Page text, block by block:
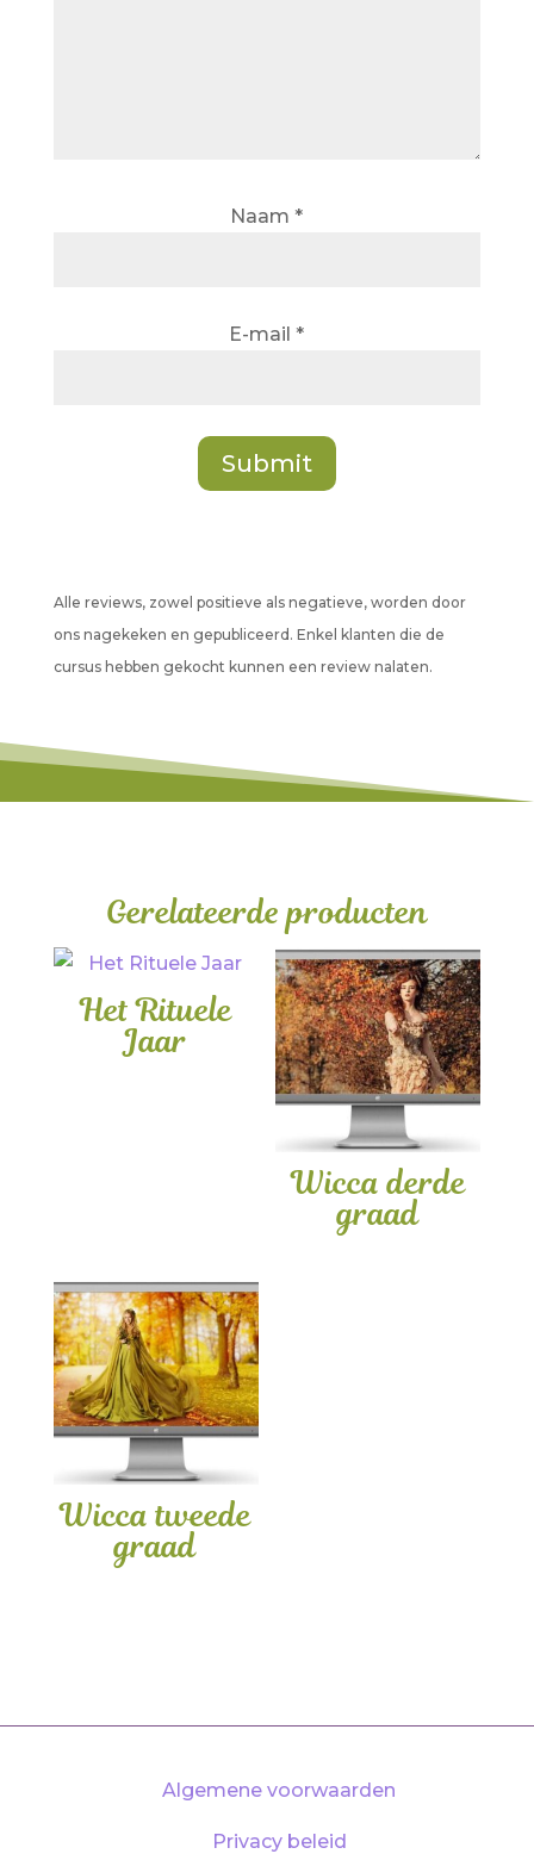
Naam*
E-mail*
Submit
Alle reviews, zowel positieve als negatieve, worden door
ons nagekeken en gepubliceerd. Enkel klanten die de
cursus hebben gekocht kunnen een review nalaten.
Gerelateerde producten
Het Rituele
Jaar
Wicca derde
graad
Wicca tweede
graad
Algemene voorwaarden
Privacy beleid